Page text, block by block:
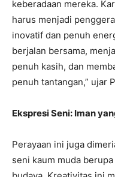
keberadaan mereka.
harus menjadi
inovatif dan penuh
berjalan bersama,
penuh kasih, dan
penuh tantangan,” ujar
Ekspresi Seni: Iman
Perayaan ini juga
seni kaum muda